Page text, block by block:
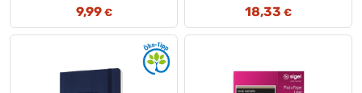
9,99€ 18,33 €